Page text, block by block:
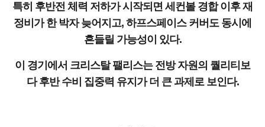
특히 후반전 체력 저하가 시작되면 세컨볼 경합 이후 재
정비가 한 박자 늦어지고, 하프스페이스 커버도 동시에
흔들릴 가능성이 있다.
이 경기에서 크리스탈 팰리스는 전방 자원의 퀄리티보
다 후반 수비 집중력 유지가 더 큰 과제로 보인다.